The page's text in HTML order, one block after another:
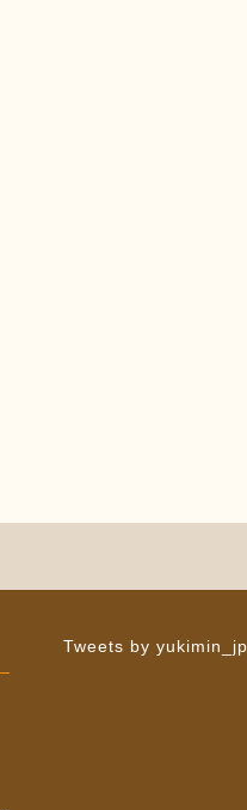
Tweets by yukimin_jp